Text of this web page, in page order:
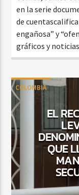
en la serie
de
engañosa” y
gráficos y
COLOMBIA
EL
QUE